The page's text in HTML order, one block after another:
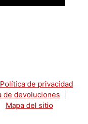
Política de privacidad
de devoluciones
Mapa del sitio